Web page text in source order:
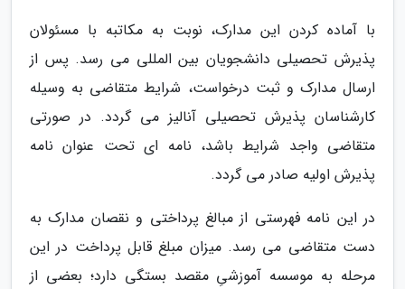
با آماده کردن این مدارک، نوبت به مکاتبه با مسئولان
پذیرش تحصیلی دانشجویان بین المللی می رسد. پس از
ارسال مدارک و ثبت درخواست، شرایط متقاضی به وسیله
کارشناسان پذیرش تحصیلی آنالیز می گردد. در صورتی
متقاضی واجد شرایط باشد، نامه ای تحت عنوان نامه
پذیرش اولیه صادر می گردد.
در این نامه فهرستی از مبالغ پرداختی و نقصان مدارک به
دست متقاضی می رسد. میزان مبلغ قابل پرداخت در این
مرحله به موسسه آموزشیِ مقصد بستگی دارد؛ بعضی از